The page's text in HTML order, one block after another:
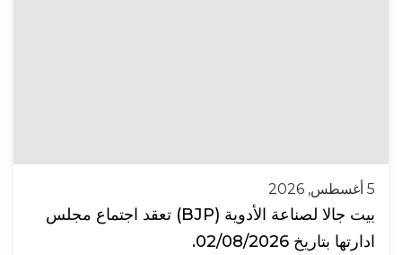
5 أغسطس, 2026
بيت جالا لصناعة الأدوية (BJP) تعقد اجتماع مجلس
ادارتها بتاريخ 02/08/2026.